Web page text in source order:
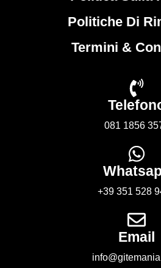
Politiche Di
Termini &
081 1856
+39 351 528
Email